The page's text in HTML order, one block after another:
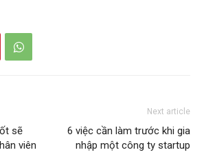
sẽ
viên
Next article
6 việc cần làm trước khi gia
nhập một công ty startup